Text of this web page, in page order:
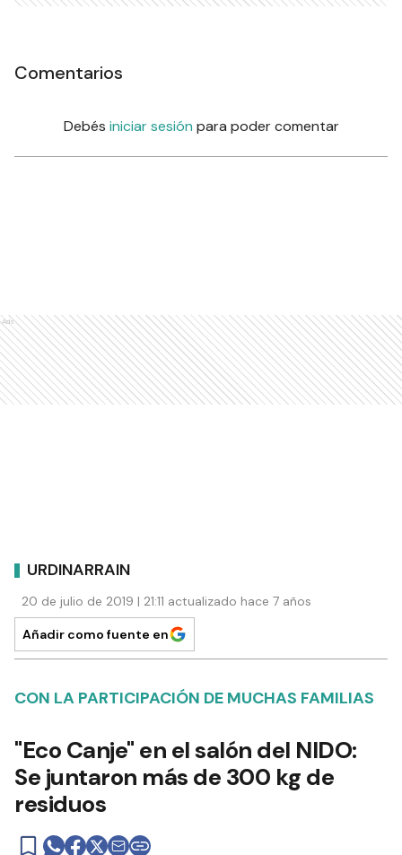
Comentarios
Debés iniciar sesión para poder comentar
Ads
URDINARRAIN
20 de julio de 2019 | 21:11 actualizado hace 7 años
Añadir como fuente en
CON LA PARTICIPACIÓN DE MUCHAS FAMILIAS
"Eco Canje" en el salón del NIDO:
Se juntaron más de 300 kg de
residuos